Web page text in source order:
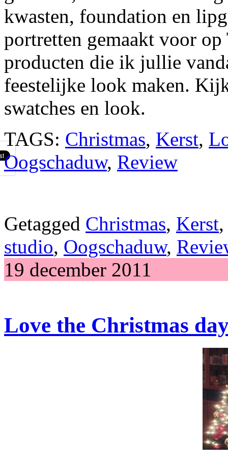
kwasten, foundation en
portretten gemaakt voor
producten die ik jullie
feestelijke look maken.
swatches en look.
TAGS: Christmas, Kerst,
Oogschaduw, Review
Getagged Christmas, Kerst
studio, Oogschaduw,
19 december 2011
Love the Christmas